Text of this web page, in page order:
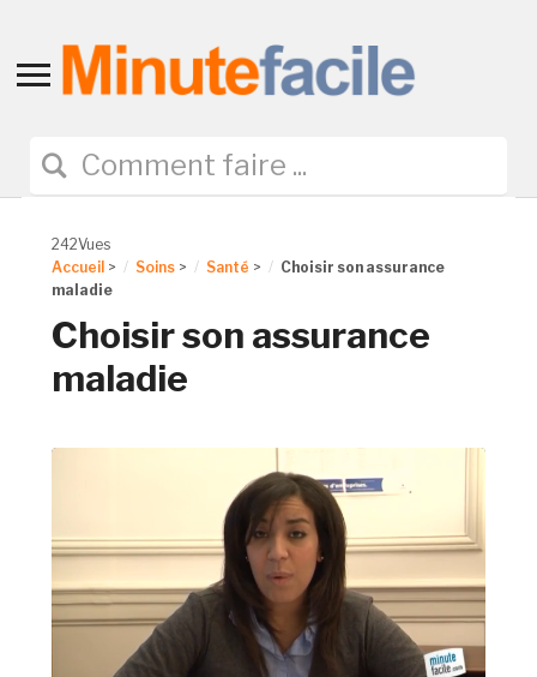
Toggle
navigation
242Vues
Accueil > Soins > Santé >
Choisir son assurance
maladie
Choisir son assurance
maladie